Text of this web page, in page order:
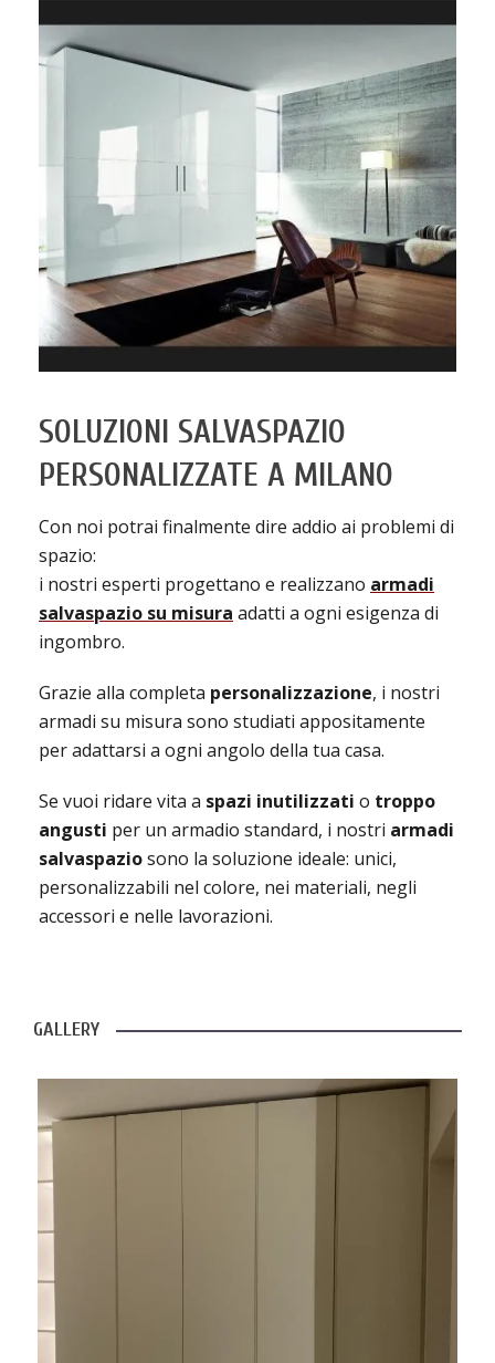
SOLUZIONI SALVASPAZIO
PERSONALIZZATE A MILANO
Con noi potrai finalmente dire addio ai problemi di
spazio:
i nostri esperti progettano e realizzano armadi
salvaspazio su misura adatti a ogni esigenza di
ingombro.
Grazie alla completa personalizzazione, i nostri
armadi su misura sono studiati appositamente
per adattarsi a ogni angolo della tua casa.
Se vuoi ridare vita a spazi inutilizzati o troppo
angusti per un armadio standard, i nostri armadi
salvaspaziosono la soluzione ideale: unici,
personalizzabili nel colore, nei materiali, negli
accessori e nelle lavorazioni.
GALLERY